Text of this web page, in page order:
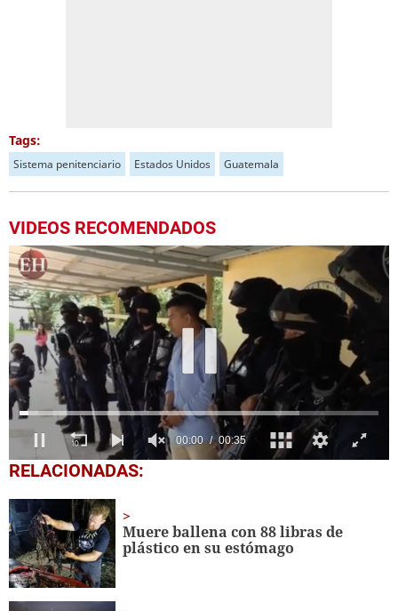
Tags:
Sistema penitenciario Estados Unidos Guatemala
VIDEOS RECOMENDADOS
0
seconds
35
seconds
RELACIONADAS:
Muere ballena con 88 libras de
plástico en su estómago